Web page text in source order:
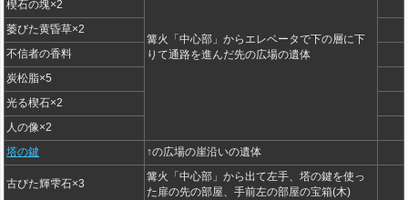
篝火「中心部」からエレベータで下の層に下
りて通路を進んだ先の広場の遺体
楔石の塊×2
萎びた黄昏草×2
不信者の香料
炭松脂×5
光る楔石×2
人の像×2
塔の鍵
↑の広場の崖沿いの遺体
古びた輝雫石×3
篝火「中心部」から出て左手、塔の鍵を使っ
た扉の先の部屋、手前左の部屋の宝箱(木)